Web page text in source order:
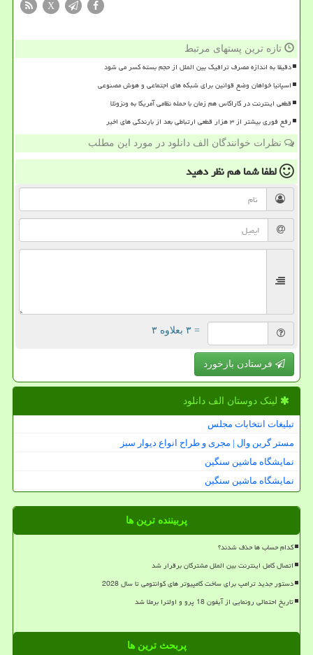
X
تازه ترین پستهای مرتبط
دقیقا به اندازه مصرف ترافیک بین الملل از حجم بسته کسر می شود
اسپانیا خواهان وضع قوانین برای شبکه های اجتماعی و هوش مصنوعی
قطعی اینترنت در کاراکاس هم زمان با حمله نظامی آمریکا به ونزوئلا
رفع فوری بیشتر از ۳ هزار قطعی ارتباطی بعد از بارندگی های اخیر
نظرات خوانندگان الف دانلود در مورد این مطلب
لطفا شما همنظر دهید
= ۳ بعلاوه ۳
فرستادن بازخورد
لینک دوستان الف دانلود
تبلیغات انتخابات مجلس
مستر گرین وال | مجری و طراح انواع دیوار سبز
نمایشگاه ماشین سنگین
نمایشگاه ماشین سنگین
پربیننده ترین ها
کدام حساب ها حذف شدند؟
اتصال کامل اینترنت بین الملل مشترکان برقرار شد
دستور جدید ترامپ برای ساخت کامپیوتر های کوانتومی تا سال 2028
تاریخ احتمالی رونمایی از آیفون 18 پرو و اولترا برملا شد
پربحث ترین ها